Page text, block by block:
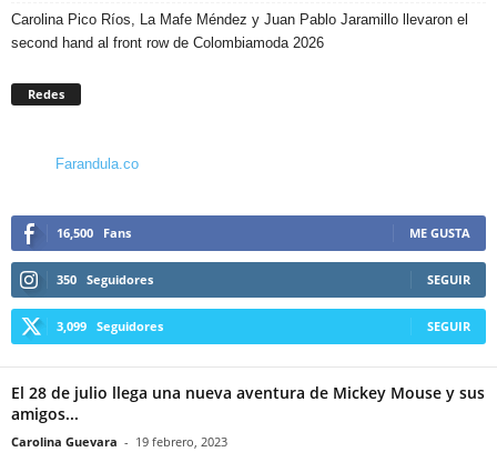
Carolina Pico Ríos, La Mafe Méndez y Juan Pablo Jaramillo llevaron el
second hand al front row de Colombiamoda 2026
Redes
Farandula.co
16,500 Fans ME GUSTA
350 Seguidores SEGUIR
3,099 Seguidores SEGUIR
El 28 de julio llega una nueva aventura de Mickey Mouse y sus
amigos...
Carolina Guevara - 19 febrero, 2023